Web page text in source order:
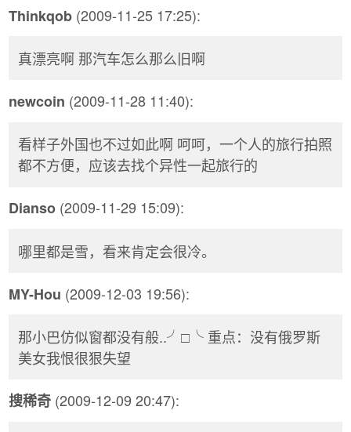
Thinkqob (2009-11-25 17:25):
真漂亮啊 那汽车怎么那么旧啊
newcoin (2009-11-28 11:40):
看样子外国也不过如此啊 呵呵，一个人的旅行拍照
都不方便，应该去找个异性一起旅行的
Dianso (2009-11-29 15:09):
哪里都是雪，看来肯定会很冷。
MY-Hou (2009-12-03 19:56):
那小巴仿似窗都没有般..╯□╰ 重点：没有俄罗斯
美女我恨很狠失望
搜稀奇 (2009-12-09 20:47):